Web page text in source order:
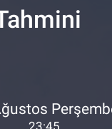
23:45